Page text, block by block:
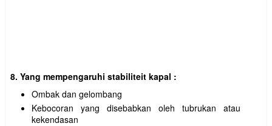
8. Yang mempengaruhi stabiliteit kapal :
Ombak dan gelombang
Kebocoran yang disebabkan oleh tubrukan atau
kekendasan